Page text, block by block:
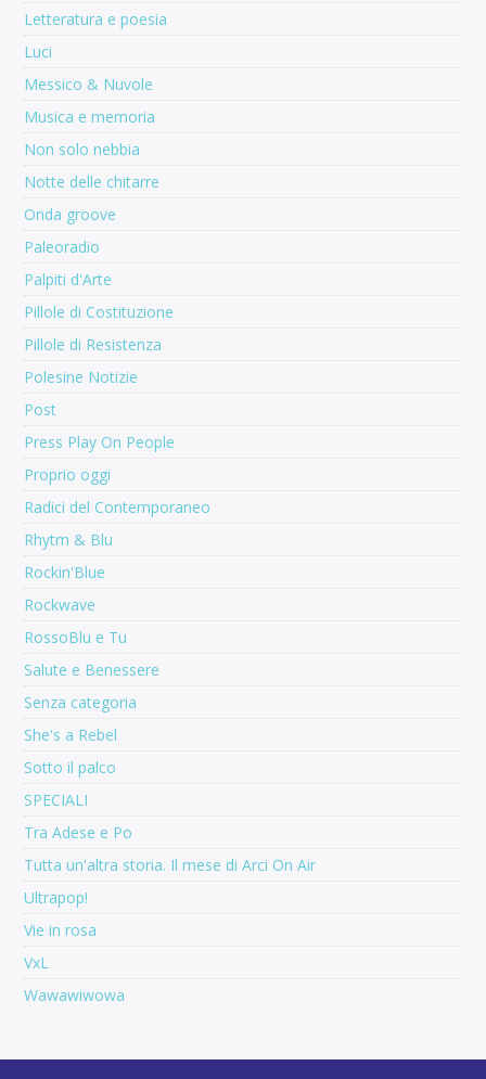
Letteratura e poesia
Luci
Messico & Nuvole
Musica e memoria
Non solo nebbia
Notte delle chitarre
Onda groove
Paleoradio
Palpiti d'Arte
Pillole di Costituzione
Pillole di Resistenza
Polesine Notizie
Post
Press Play On People
Proprio oggi
Radici del Contemporaneo
Rhytm & Blu
Rockin'Blue
Rockwave
RossoBlu e Tu
Salute e Benessere
Senza categoria
She's a Rebel
Sotto il palco
SPECIALI
Tra Adese e Po
Tutta un'altra storia. Il mese di Arci On Air
Ultrapop!
Vie in rosa
VxL
Wawawiwowa